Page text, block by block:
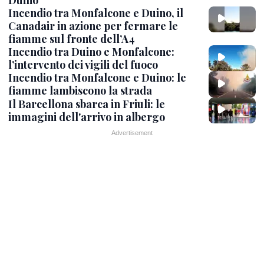
Incendio tra Monfalcone e Duino, il
Canadair in azione per fermare le
fiamme sul fronte dell’A4
Incendio tra Duino e Monfalcone:
l’intervento dei vigili del fuoco
Incendio tra Monfalcone e Duino: le
fiamme lambiscono la strada
Il Barcellona sbarca in Friuli: le
immagini dell'arrivo in albergo